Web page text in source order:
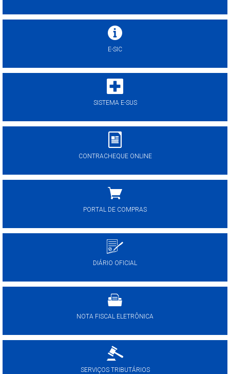
E-SIC
SISTEMA E-SUS
CONTRACHEQUE ONLINE
PORTAL DE COMPRAS
DIÁRIO OFICIAL
NOTA FISCAL ELETRÔNICA
SERVIÇOS TRIBUTÁRIOS